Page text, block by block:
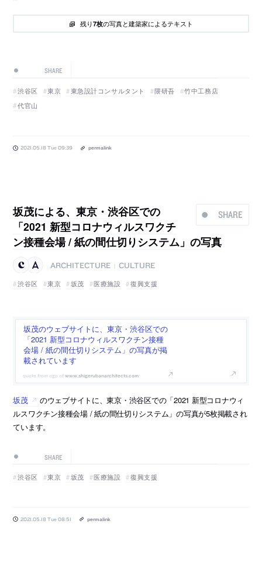
残り7枚の写真と建築家によるテキスト
SHARE
渋谷区 東京 東急設計コンサルタント 隈研吾
竹中工務店
代官山
2021.05.18 Tue 09:39 permalink
SHARE
坂茂による、東京・渋谷区での
「2021 新型コロナウィルスワクチ
ン接種会場 / 紙の間仕切りシステム」の写真
ARCHITECTURE
CULTURE
渋谷区
東京 坂茂 医療施設 復興支援
坂茂のウェブサイトに、東京・渋谷区での
「2021 新型コロナウィルスワクチン接種
会場 / 紙の間仕切りシステム」の写真が掲
載されています
www.shigerubanarchitects.com
坂茂
のウェブサイトに、東京・渋谷区での「2021 新型コロナウィ
ルスワクチン接種会場 / 紙の間仕切りシステム」の写真が5枚掲載され
ています。
SHARE
渋谷区 東京 坂茂 医療施設 復興支援
2021.05.18 Tue 08:51 permalink